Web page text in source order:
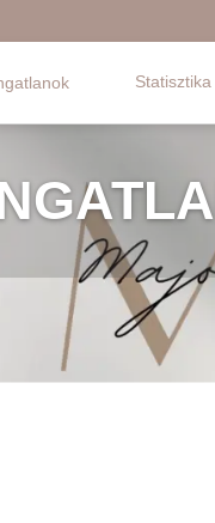
Statisztika